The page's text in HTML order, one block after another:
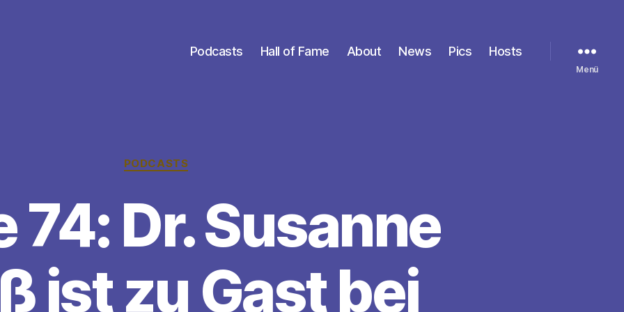
Podcasts Hall of Fame About News Pics Hosts
Menü
Kategorien
PODCASTS
74: Dr. Susanne
ist zu Gast bei